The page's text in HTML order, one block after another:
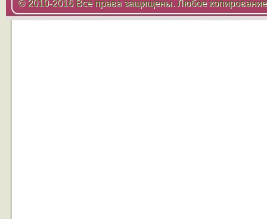
© 2010-2016 Все права защищены. Любое